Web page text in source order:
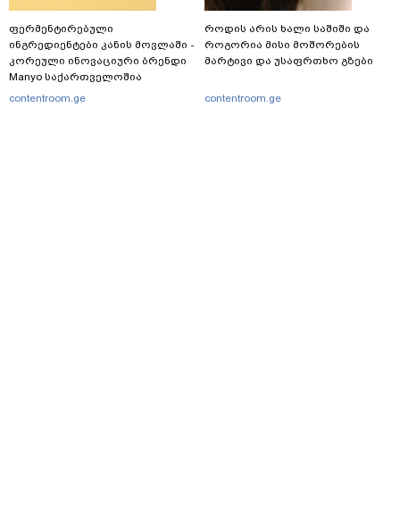
ფერმენტირებული
ინგრედიენტები კანის მოვლაში -
კორეული ინოვაციური ბრენდი
Manyo საქართველოშია
contentroom.ge
როდის არის ხალი საშიში და
როგორია მისი მოშორების
მარტივი და უსაფრთხო გზები
contentroom.ge